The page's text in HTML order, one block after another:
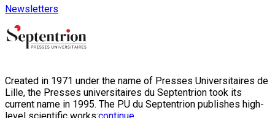
Newsletters
Created in 1971 under the name of Presses Universitaires de
Lille, the Presses universitaires du Septentrion took its
current name in 1995. The PU du Septentrion publishes high-